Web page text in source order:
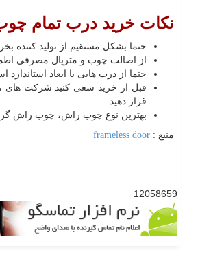
نکات خرید درب تمام
حتما بشکل مستقیم از تولید کننده
از اصالت چوب و متریال مصرفی
حتما از درب هایی با ابعاد استاندارد
قبل از خرید سعی کنید شرکت های
قرار دهید.
بهترین نوع چوب راش، چوب راش
منبع : frameless door
12058659